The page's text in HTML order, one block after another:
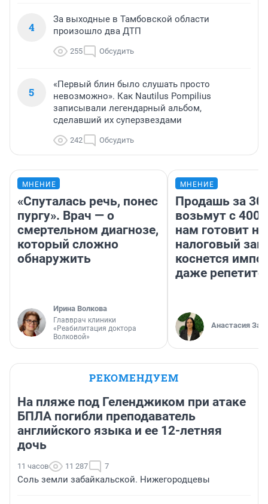
4
За выходные в Тамбовской области
произошло два ДТП
255 Обсудить
5
«Первый блин было слушать просто
невозможно». Как Nautilus Pompilius
записывали легендарный альбом,
сделавший их суперзвездами
242 Обсудить
МНЕНИЕ
«Спуталась речь, понес
пургу». Врач — о
смертельном диагнозе,
который сложно
обнаружить
Ирина Волкова
Главврач клиники
«Реабилитация доктора
Волковой»
МНЕНИЕ
Продашь за
возьмут с
нам готовит
налоговый
коснется
даже
Анастасия
РЕКОМЕНДУЕМ
На пляже под Геленджиком при атаке
БПЛА погибли преподаватель
английского языка и ее 12-летняя
дочь
11 часов 11 287 7
Соль земли забайкальской. Нижегородцевы